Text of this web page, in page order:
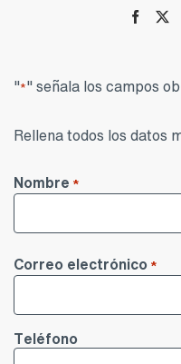
" señala los campos
Rellena todos los datos
Nombre*
Nombre
Correo electrónico*
Teléfono